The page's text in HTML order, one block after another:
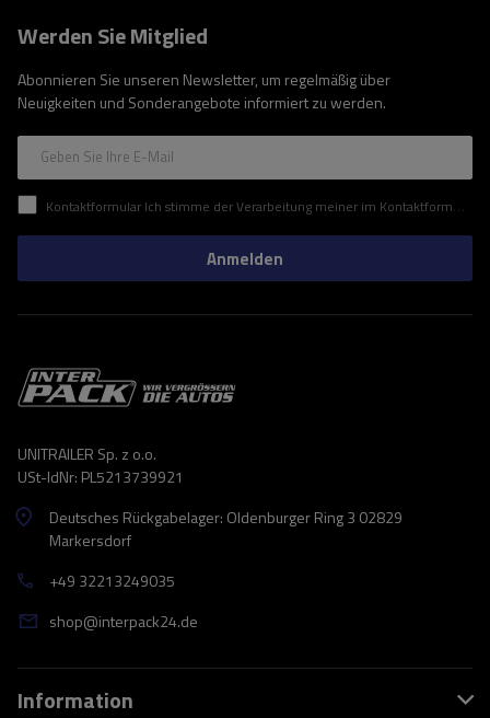
Werden Sie Mitglied
Abonnieren Sie unseren Newsletter, um regelmäßig über
Neuigkeiten und Sonderangebote informiert zu werden.
Geben Sie Ihre E-Mail
Kontaktformular Ich stimme der Verarbeitung meiner im Kontaktformular enthaltenen personenbezogenen Daten gemäß der Verordnung (EU) des Europäischen Parlaments und des Rates zu.
Anmelden
UNITRAILER Sp. z o.o.
USt-IdNr: PL5213739921
Deutsches Rückgabelager: Oldenburger Ring 3 02829
Markersdorf
+49 32213249035
shop@interpack24.de
Information